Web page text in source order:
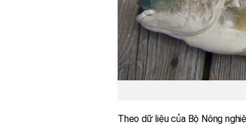
Theo dữ liệu của Bộ Nông